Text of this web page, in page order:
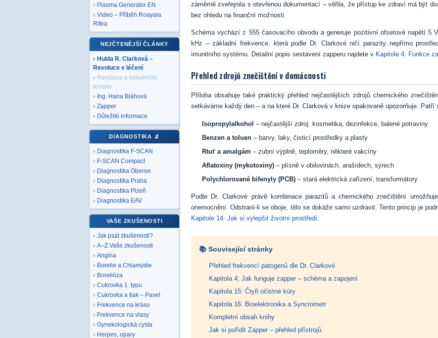
Plasma Generator EN
Video – Příběh Roayala
Rifea
NEJČTENĚJŠÍ ČLÁNKY
Hulda R. Clarková –
Revoluce v léčení
Revoluce a frekvenční
terapie
Ing. Hana Bláhová
Zapper
Důležité informace
DIAGNOSTIKA 🔬
Diagnostika F-SCAN
F-SCAN Compact
Diagnostika Oberon
Diagnostika Praha
Diagnostika Plzeň
Diagnostika EAV
VAŠE ZKUŠENOSTI
Jak psát zkušenosti?
A–Z Vaše zkušenosti
Angína
Borelie a Chlamýdie
Borelióza
Cukrovka 1. typu
Cukrovka a tlak – Pavel
Frekvence na krásu
Frekvence na vlasy
Gynekologická cysta
Herpes, opary
záměrně zveřejnila s otevřenou dokumentací – věřila, že přístup ke zdraví má být
bez ohledu na finanční možnosti.
Schéma vychází z 555 časovacího obvodu a generuje pozitivní ofsetové napětí 5
kHz – základní frekvence, která podle Dr. Clarkové ničí parazity nepřímo
imunitního systému. Detailní popis sestavení zapperu najdete v Kapitole 4: Funkce
Přehled zdrojů znečištění v domácnosti
Příloha obsahuje také praktický přehled nejčastějších zdrojů chemického
setkáváme každý den – a na které Dr. Clarková v knize opakovaně upozorňuje. Patří
Isopropylalkohol – nejčastější zdroj: kosmetika, dezinfekce, balené potraviny
Benzen a toluen – barvy, laky, čisticí prostředky a plasty
Rtuť a amalgám – zubní výplně, teploměry, některé vakcíny
Aflatoxiny (mykotoxiny) – plísně v obilovinách, arašídech, sýrech
Polychlorované bifenyly (PCB) – stará elektrická zařízení, transformátory
Podle Dr. Clarkové právě kombinace parazitů a chemického znečištění
onemocnění. Odstraní-li se oboje, tělo se dokáže samo uzdravit. Tento princip je
Kapitole 14: Jak si vylepšit životní prostředí.
📚 Související stránky
Přehled frekvencí patogenů dle Dr. Clarkové
Kapitola 4: Jak funguje zapper – schéma a zapojení
Kapitola 15: Čtyři očistné kúry
Kapitola 16: Bioelektronika a Syncrometr
Kompletní obsah knihy
Jak si pořídit Zapper – přehled přístrojů